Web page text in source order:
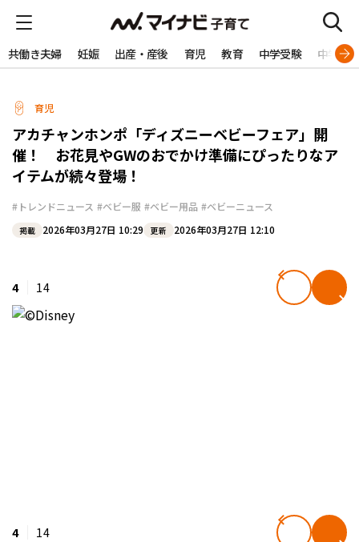
共働き夫婦 妊娠 出産・産後 育児 教育 中学受験 中学生
育児
アカチャンホンポ「ディズニーベビーフェア」開
催！ お花見やGWのおでかけ準備にぴったりなア
イテムが続々登場！
#トレンドニュース #ベビー服 #ベビー用品 #ベビーニュース
掲載 2026年03月27日 10:29 更新 2026年03月27日 12:10
4 14
4 14